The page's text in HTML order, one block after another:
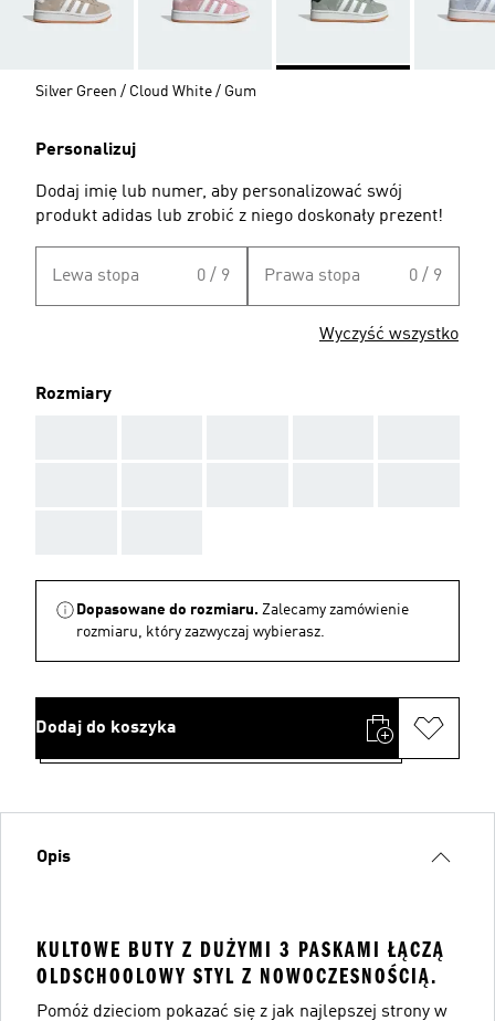
Silver Green / Cloud White / Gum
Personalizuj
Dodaj imię lub numer, aby personalizować swój
produkt adidas lub zrobić z niego doskonały prezent!
Lewa stopa 0 / 9 Prawa stopa 0 / 9
Wyczyść wszystko
Rozmiary
Dopasowane do rozmiaru. Zalecamy zamówienie
rozmiaru, który zazwyczaj wybierasz.
Dodaj do koszyka
Opis
KULTOWE BUTY Z DUŻYMI 3 PASKAMI ŁĄCZĄ
OLDSCHOOLOWY STYL Z NOWOCZESNOŚCIĄ.
Pomóż dzieciom pokazać się z jak najlepszej strony w